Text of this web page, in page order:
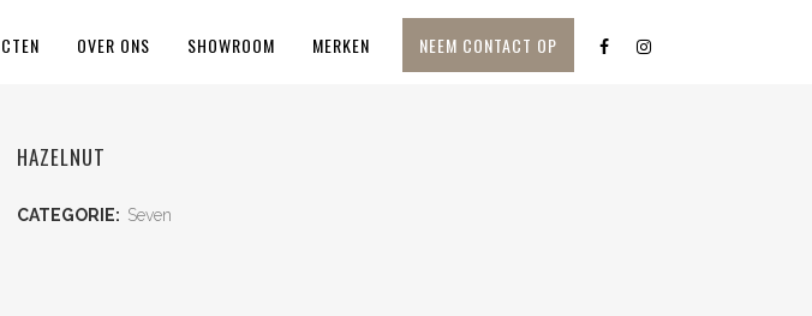
OVER ONS SHOWROOM MERKEN NEEM CONTACT OP
HAZELNUT
CATEGORIE: Seven